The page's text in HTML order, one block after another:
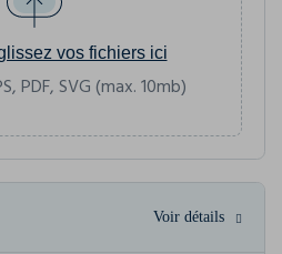
vos fichiers ici
PDF, SVG (max. 10mb)
Voir détails